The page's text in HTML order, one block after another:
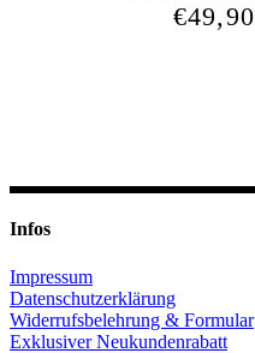
€49,90
Infos
Impressum
Datenschutzerklärung
Widerrufsbelehrung & Formular
Exklusiver Neukundenrabatt